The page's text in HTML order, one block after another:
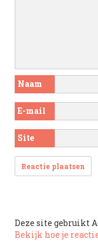
Naam
E-mail
Site
Deze site gebruikt
Bekijk hoe je